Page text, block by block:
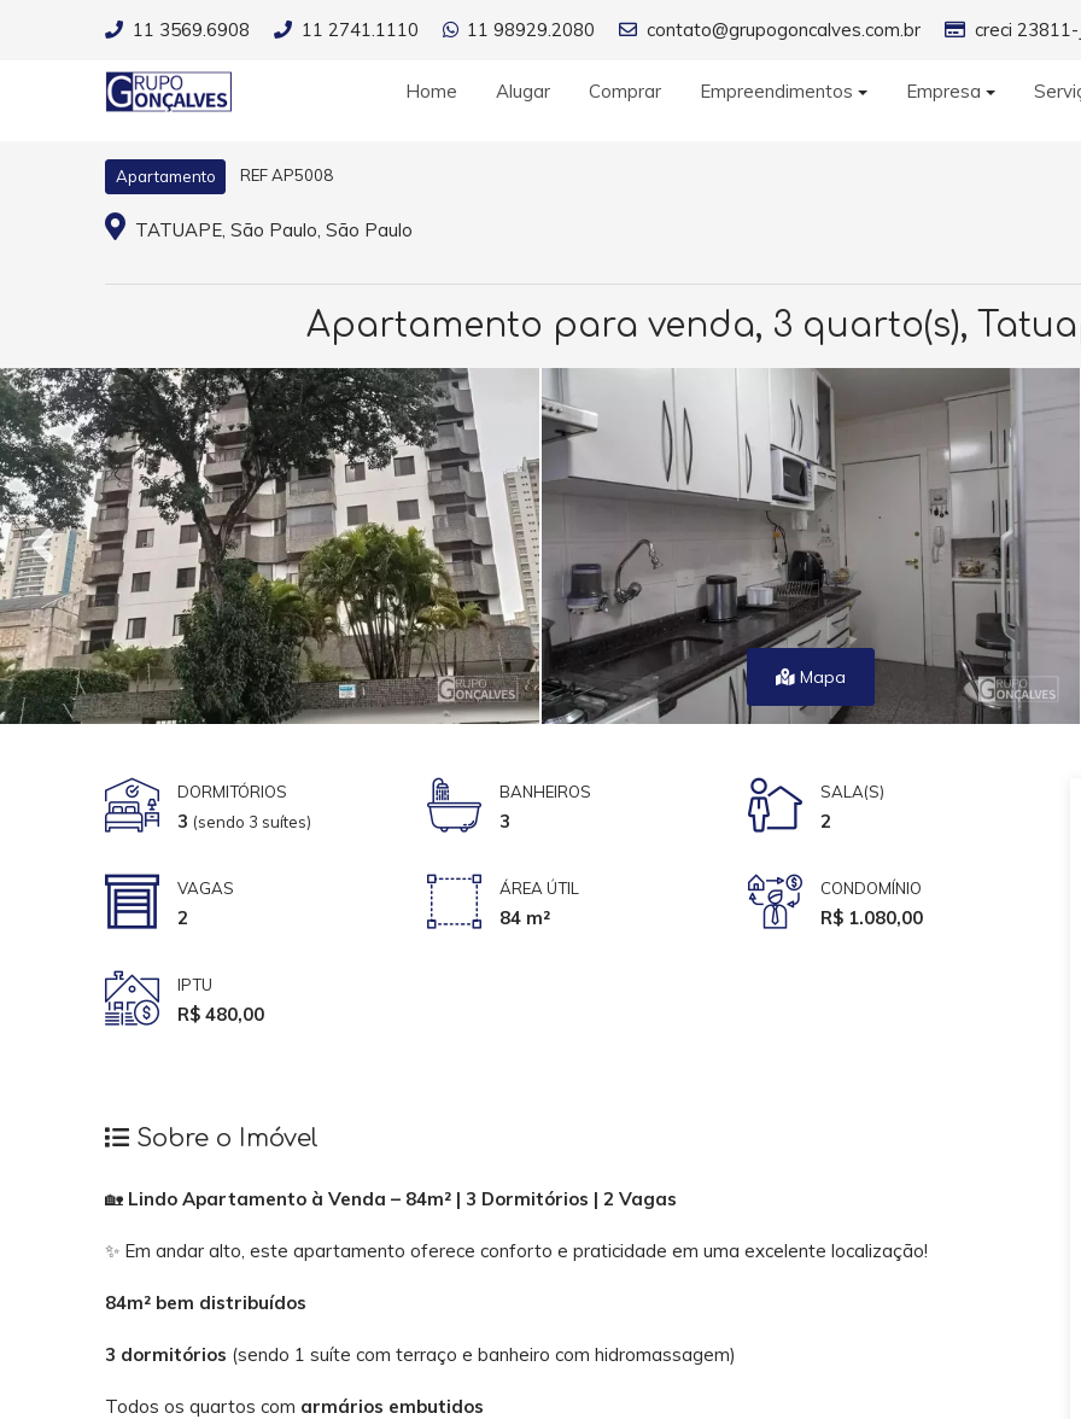
11 3569.6908 11 2741.1110 11 98929.2080 contato@grupogoncalves.com.br creci 23811-
Home Alugar Comprar Empreendimentos Empresa
Apartamento REF AP5008
TATUAPE, São Paulo, São Paulo
Apartamento para venda, 3 quarto(s),
Mapa
DORMITÓRIOS
3 (sendo 3 suítes)
BANHEIROS
3
SALA(S)
2
VAGAS
2
ÁREA ÚTIL
84 m²
CONDOMÍNIO
R$ 1.080,00
IPTU
R$ 480,00
Sobre o Imóvel
🏡 Lindo Apartamento à Venda – 84m² | 3 Dormitórios | 2 Vagas
✨ Em andar alto, este apartamento oferece conforto e praticidade em uma excelente localização!
84m² bem distribuídos
3 dormitórios (sendo 1 suíte com terraço e banheiro com hidromassagem)
Todos os quartos com armários embutidos